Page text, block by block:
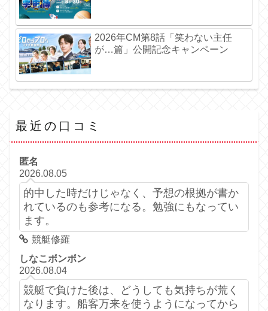
2026年CM第8話「笑わない主任
が…篇」公開記念キャンペーン
最近の口コミ
匿名
2026.08.05
的中した時だけじゃなく、予想の根拠が書か
れているのも参考になる。勉強にもなってい
ます。
競艇修羅
しなこボンボン
2026.08.04
競艇で負けた後は、どうしても気持ちが荒く
なります。船客万来を使うようになってから